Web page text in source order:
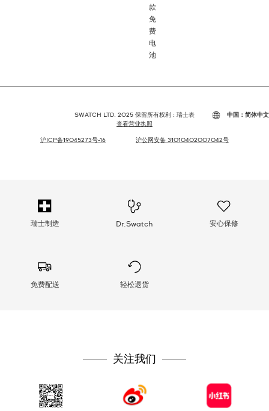
款
免
费
电
池
SWATCH LTD. 2025 保留所有权利 : 瑞士表
查看营业执照
中国：简体中文
沪ICP备19045273号-16 沪公网安备 31010402007042号
瑞士制造 Dr.Swatch 安心保修
免费配送 轻松退货
关注我们